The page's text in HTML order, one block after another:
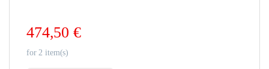
474,50€
for2 item(s)